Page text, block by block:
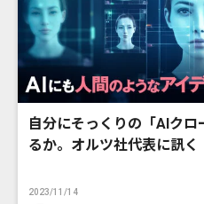
自分にそっくりの「AIク
るか。オルツ社代表に訊く
2023/11/14